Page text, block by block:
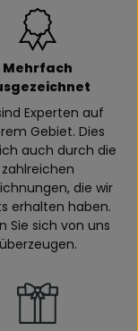
Mehrfach
Experten auf
Gebiet. Dies
auch durch die
zahlreichen
die wir
erhalten haben.
Sie sich von uns
überzeugen.